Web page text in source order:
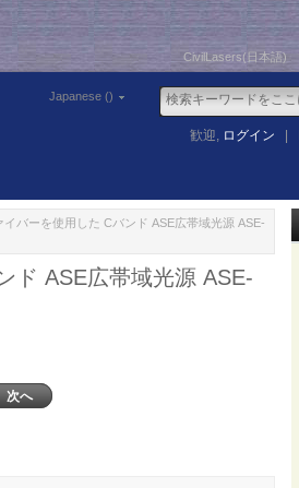
CivilLasers(日本語)
Japanese ()
歓迎, ログイン
バーを使用した Cバンド ASE広帯域光源 ASE-
ド ASE広帯域光源 ASE-
次へ